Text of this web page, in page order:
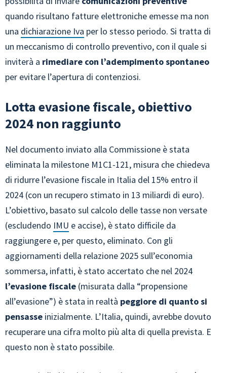
quando risultano fatture elettroniche emesse ma non
una dichiarazione Iva per lo stesso periodo. Si tratta di
un meccanismo di controllo preventivo, con il quale si
inviterà a rimediare con l’adempimento spontaneo
per evitare l’apertura di contenziosi.
Lotta evasione fiscale, obiettivo
2024 non raggiunto
Nel documento inviato alla Commissione è stata
eliminata la milestone M1C1-121, misura che chiedeva
di ridurre l’evasione fiscale in Italia del 15% entro il
2024 (con un recupero stimato in 13 miliardi di euro).
L’obiettivo, basato sul calcolo delle tasse non versate
(escludendo IMU e accise), è stato difficile da
raggiungere e, per questo, eliminato. Con gli
aggiornamenti della relazione 2025 sull’economia
sommersa, infatti, è stato accertato che nel 2024
l’evasione fiscale (misurata dalla “propensione
all’evasione”) è stata in realtà peggiore di quanto si
pensasse inizialmente. L’Italia, quindi, avrebbe dovuto
recuperare una cifra molto più alta di quella prevista. E
questo non è stato possibile.